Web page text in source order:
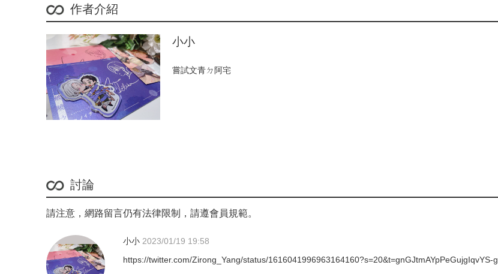
作者介紹
小小
嘗試文青ㄉ阿宅
討論
請注意，網路留言仍有法律限制，請遵會員規範。
小小 2023/01/19 19:58
https://twitter.com/Zirong_Yang/status/1616041996963164160?s=20&t=gnGJtmAYpPeGujgIqvYS-g